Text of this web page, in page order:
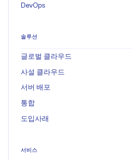
DevOps
솔루션
글로벌 클라우드
사설 클라우드
서버 배포
통합
도입사래
서비스